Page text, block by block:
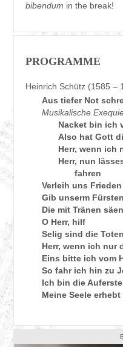
bibendum in the break!
PROGRAMME
Heinrich Schütz (1585 –
Aus tiefer Not
Musikalische
Nacket bin ich
Also hat Gott
Herr, wenn ich
Herr, nun
fahren
Verleih uns
Gib unserm Fürsten
Die mit Tränen säen
O Herr, hilf
Selig sind die Toten
Herr, wenn ich nur
Eins bitte ich vom
So fahr ich hin zu
Ich bin die
Meine Seele erhebt